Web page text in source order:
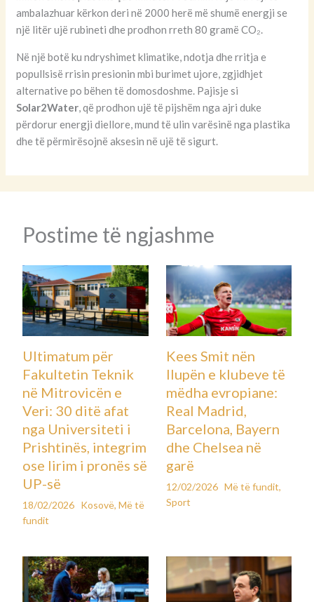
ambalazhuar kërkon deri në 2000 herë më shumë energji se
një litër ujë rubineti dhe prodhon rreth 80 gramë CO₂.
Në një botë ku ndryshimet klimatike, ndotja dhe rritja e
popullsisë rrisin presionin mbi burimet ujore, zgjidhjet
alternative po bëhen të domosdoshme. Pajisje si
Solar2Water, që prodhon ujë të pijshëm nga ajri duke
përdorur energji diellore, mund të ulin varësinë nga plastika
dhe të përmirësojnë aksesin në ujë të sigurt.
Postime të ngjashme
Ultimatum për
Fakultetin Teknik
në Mitrovicën e
Veri: 30 ditë afat
nga Universiteti i
Prishtinës, integrim
ose lirim i pronës së
UP-së
18/02/2026 Kosovë,Më të
fundit
Kees Smit nën
llupën e klubeve të
mëdha evropiane:
Real Madrid,
Barcelona, Bayern
dhe Chelsea në
garë
12/02/2026 Më të fundit,
Sport